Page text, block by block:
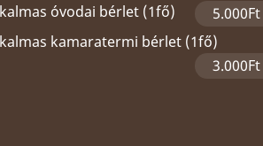
óvodai bérlet (1fő)
5.000Ft
kamaratermi bérlet (1fő)
3.000Ft